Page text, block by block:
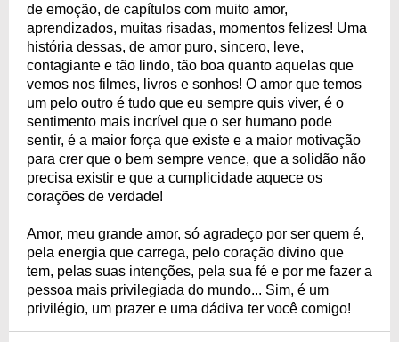
de emoção, de capítulos com muito amor,
aprendizados, muitas risadas, momentos felizes! Uma
história dessas, de amor puro, sincero, leve,
contagiante e tão lindo, tão boa quanto aquelas que
vemos nos filmes, livros e sonhos! O amor que temos
um pelo outro é tudo que eu sempre quis viver, é o
sentimento mais incrível que o ser humano pode
sentir, é a maior força que existe e a maior motivação
para crer que o bem sempre vence, que a solidão não
precisa existir e que a cumplicidade aquece os
corações de verdade!
Amor, meu grande amor, só agradeço por ser quem é,
pela energia que carrega, pelo coração divino que
tem, pelas suas intenções, pela sua fé e por me fazer a
pessoa mais privilegiada do mundo... Sim, é um
privilégio, um prazer e uma dádiva ter você comigo!